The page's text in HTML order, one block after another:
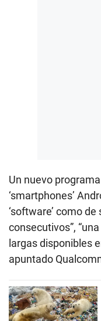
Un nuevo
‘smartphones’
‘software’ como
consecutivos”,
largas disponibles
apuntado